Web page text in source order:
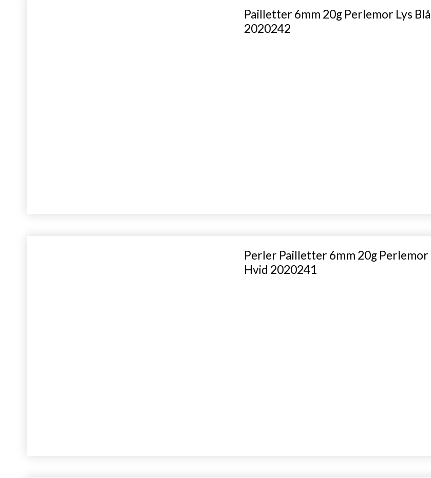
Pailletter 6mm 20g Perlemor Lys Blå
2020242
Perler Pailletter 6mm 20g Perlemor
Hvid 2020241